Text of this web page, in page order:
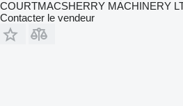
COURTMACSHERRY MACHINERY
Contacter le vendeur